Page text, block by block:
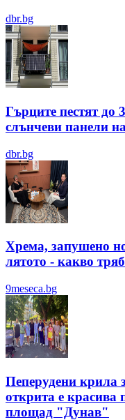
dbr.bg
Гърците пестят до
слънчеви панели
dbr.bg
Хрема, запушено
лятотo - какво
9meseca.bg
Пеперудени крила
открита е красива
площад "Дунав"